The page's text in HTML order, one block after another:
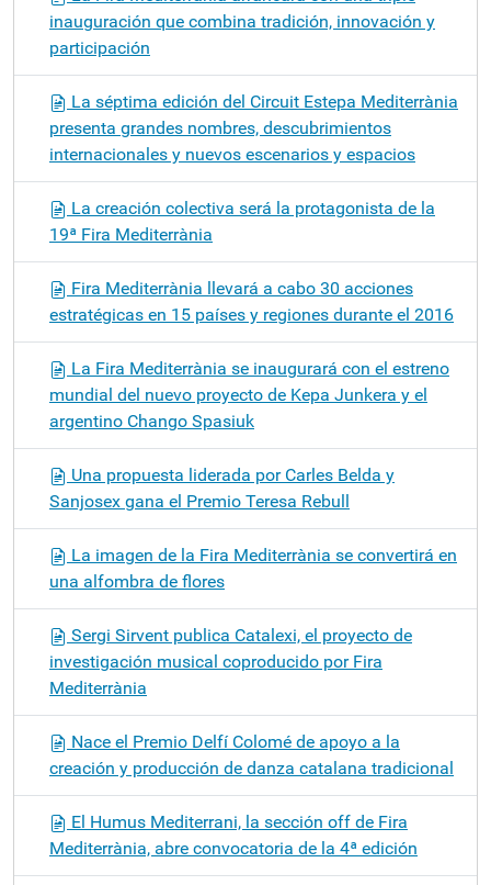
inauguración que combina tradición, innovación y
participación
La séptima edición del Circuit Estepa Mediterrània
presenta grandes nombres, descubrimientos
internacionales y nuevos escenarios y espacios
La creación colectiva será la protagonista de la
19ª Fira Mediterrània
Fira Mediterrània llevará a cabo 30 acciones
estratégicas en 15 países y regiones durante el 2016
La Fira Mediterrània se inaugurará con el estreno
mundial del nuevo proyecto de Kepa Junkera y el
argentino Chango Spasiuk
Una propuesta liderada por Carles Belda y
Sanjosex gana el Premio Teresa Rebull
La imagen de la Fira Mediterrània se convertirá en
una alfombra de flores
Sergi Sirvent publica Catalexi, el proyecto de
investigación musical coproducido por Fira
Mediterrània
Nace el Premio Delfí Colomé de apoyo a la
creación y producción de danza catalana tradicional
El Humus Mediterrani, la sección off de Fira
Mediterrània, abre convocatoria de la 4ª edición